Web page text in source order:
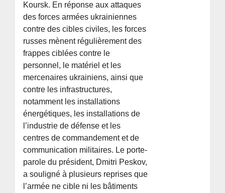
Koursk. En réponse aux attaques
des forces armées ukrainiennes
contre des cibles civiles, les forces
russes mènent régulièrement des
frappes ciblées contre le
personnel, le matériel et les
mercenaires ukrainiens, ainsi que
contre les infrastructures,
notamment les installations
énergétiques, les installations de
l’industrie de défense et les
centres de commandement et de
communication militaires. Le porte-
parole du président, Dmitri Peskov,
a souligné à plusieurs reprises que
l’armée ne cible ni les bâtiments